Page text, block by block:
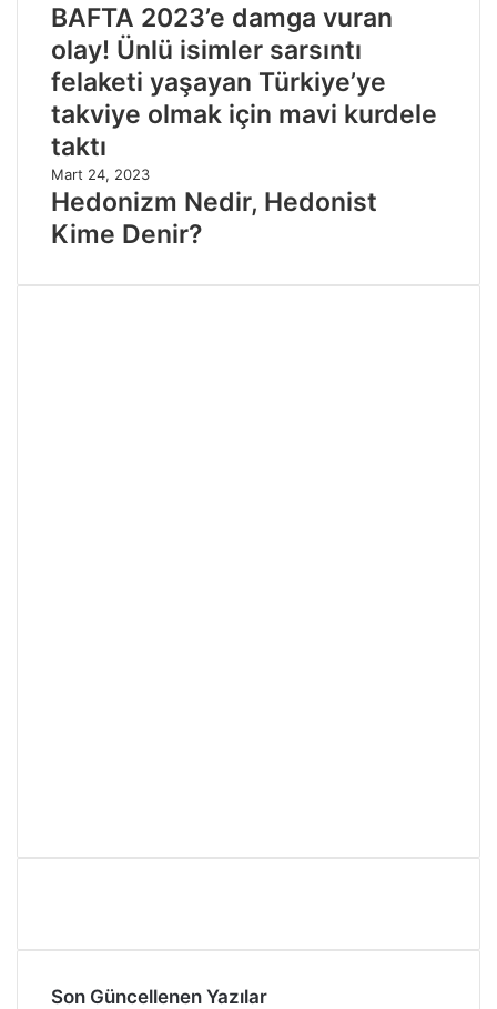
BAFTA 2023’e damga vuran
olay! Ünlü isimler sarsıntı
felaketi yaşayan Türkiye’ye
takviye olmak için mavi kurdele
taktı
Mart 24, 2023
Hedonizm Nedir, Hedonist
Kime Denir?
Son Güncellenen Yazılar